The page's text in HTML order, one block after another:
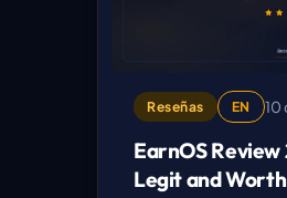
Reseñas EN 10
EarnOS
Legit and